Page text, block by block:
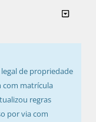
de propriedade
com matrícula
regras
por via com